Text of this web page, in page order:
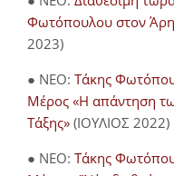
Φωτόπουλου στον
2023)
● NEO: Τάκης
Μέρος «Η απάντηση
Τάξης» (ΙΟΥΛΙΟΣ 2022)
● NEO: Τάκης